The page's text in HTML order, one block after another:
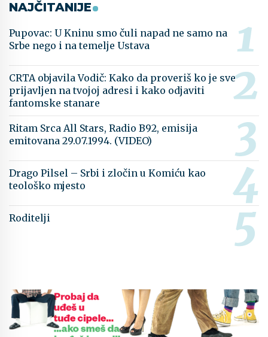
NAJČITANIJE
Pupovac: U Kninu smo čuli napad ne samo na
Srbe nego i na temelje Ustava
CRTA objavila Vodič: Kako da proveriš ko je sve
prijavljen na tvojoj adresi i kako odjaviti
fantomske stanare
Ritam Srca All Stars, Radio B92, emisija
emitovana 29.07.1994. (VIDEO)
Drago Pilsel – Srbi i zločin u Komiću kao
teološko mjesto
Roditelji